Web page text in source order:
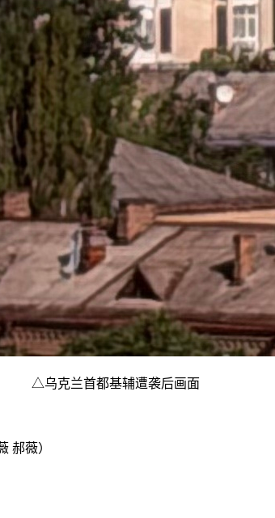
△乌克兰首都基辅遭袭后画面
郝薇）